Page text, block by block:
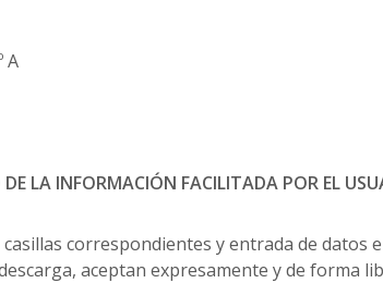
A
LA INFORMACIÓN FACILITADA POR EL
correspondientes y entrada de
aceptan expresamente y de forma